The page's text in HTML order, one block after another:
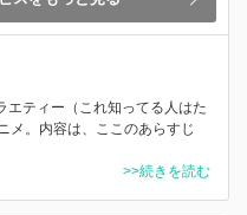
エティー（これ知ってる人はた
メ。内容は、ここのあらすじ
>>続きを読む